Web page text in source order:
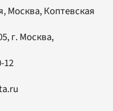
Москва, Коптевская
, г. Москва,
12